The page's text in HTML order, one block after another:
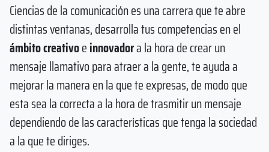
Ciencias de la comunicación es una carrera que te abre
distintas ventanas, desarrolla tus competencias en el
ámbito creativoeinnovadora la hora de crear un
mensaje llamativo para atraer a la gente, te ayuda a
mejorar la manera en la que te expresas, de modo que
esta sea la correcta a la hora de trasmitir un mensaje
dependiendo de las características que tenga la sociedad
a la que te diriges.